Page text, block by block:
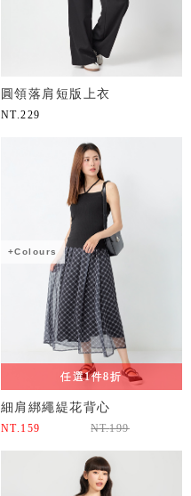
圓領落肩短版上衣
NT.229
+Colours
任選1件8折
細肩綁繩緹花背心
NT. 159 NT.199